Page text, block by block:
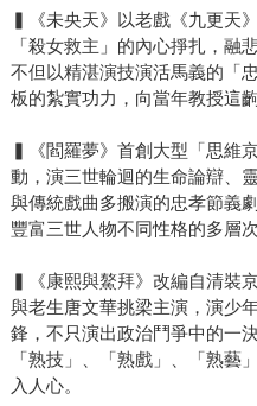
▍《未央天》以老戲《九更天
「殺女救主」的內心掙扎，融
不但以精湛演技演活馬義的「
板的紮實功力，向當年教授這
▍《閻羅夢》首創大型「思維
動，演三世輪迴的生命論辯、
與傳統戲曲多搬演的忠孝節義
豐富三世人物不同性格的多層次
▍《康熙與鰲拜》改編自清裝
與老生唐文華挑梁主演，演少
鋒，不只演出政治鬥爭中的一
「熟技」、「熟戲」、「熟藝
入人心。